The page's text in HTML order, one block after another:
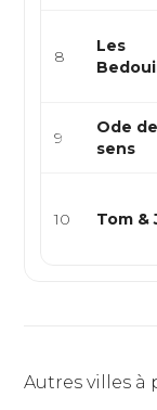
8
Les
9
Ode
sens
10 Tom &
Autres villes à